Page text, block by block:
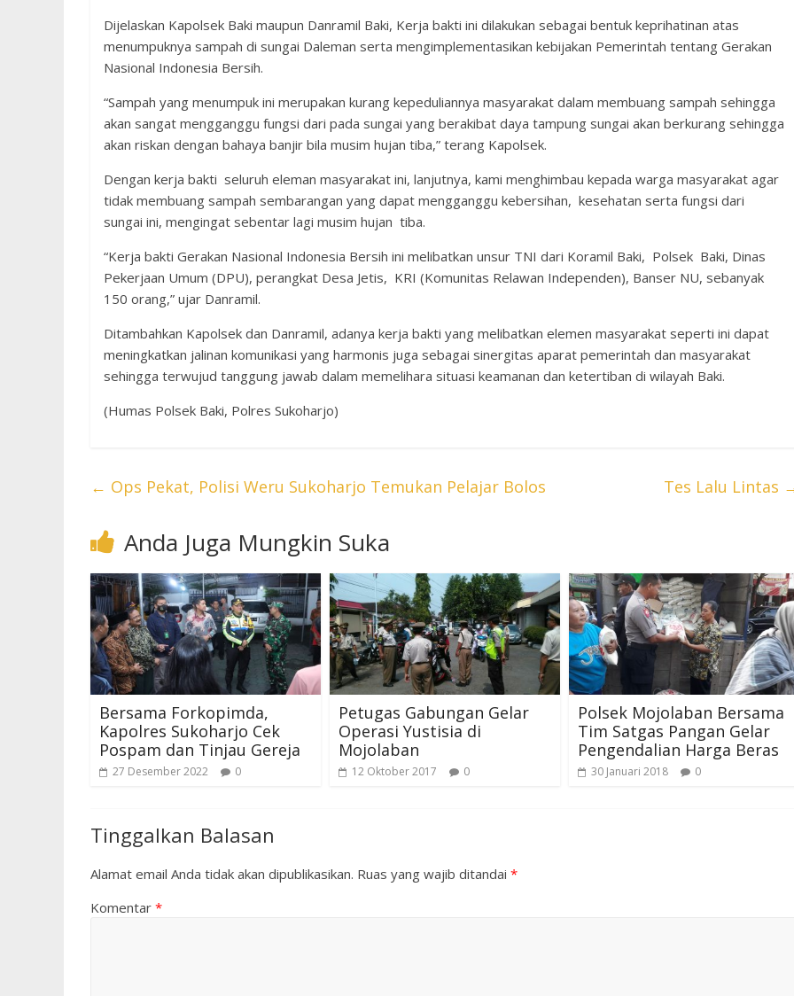
Dijelaskan Kapolsek Baki maupun Danramil Baki, Kerja bakti ini dilakukan sebagai bentuk keprihatinan atas
menumpuknya sampah di sungai Daleman serta mengimplementasikan kebijakan Pemerintah tentang Gerakan
Nasional Indonesia Bersih.
“Sampah yang menumpuk ini merupakan kurang kepeduliannya masyarakat dalam membuang sampah sehingga
akan sangat mengganggu fungsi dari pada sungai yang berakibat daya tampung sungai akan berkurang sehingga
akan riskan dengan bahaya banjir bila musim hujan tiba,” terang Kapolsek.
Dengan kerja bakti seluruh eleman masyarakat ini, lanjutnya, kami menghimbau kepada warga masyarakat agar
tidak membuang sampah sembarangan yang dapat mengganggu kebersihan, kesehatan serta fungsi dari
sungai ini, mengingat sebentar lagi musim hujan tiba.
“Kerja bakti Gerakan Nasional Indonesia Bersih ini melibatkan unsur TNI dari Koramil Baki, Polsek Baki, Dinas
Pekerjaan Umum (DPU), perangkat Desa Jetis, KRI (Komunitas Relawan Independen), Banser NU, sebanyak
150 orang,” ujar Danramil.
Ditambahkan Kapolsek dan Danramil, adanya kerja bakti yang melibatkan elemen masyarakat seperti ini dapat
meningkatkan jalinan komunikasi yang harmonis juga sebagai sinergitas aparat pemerintah dan masyarakat
sehingga terwujud tanggung jawab dalam memelihara situasi keamanan dan ketertiban di wilayah Baki.
(Humas Polsek Baki, Polres Sukoharjo)
← Ops Pekat, Polisi Weru Sukoharjo Temukan Pelajar Bolos Tes Lalu Lintas
Anda Juga Mungkin Suka
Bersama Forkopimda,
Kapolres Sukoharjo Cek
Pospam dan Tinjau Gereja
27 Desember 2022 0
Petugas Gabungan Gelar
Operasi Yustisia di
Mojolaban
12 Oktober 2017 0
Polsek Mojolaban Bersama
Tim Satgas Pangan Gelar
Pengendalian Harga Beras
30 Januari 2018 0
Tinggalkan Balasan
Alamat email Anda tidak akan dipublikasikan. Ruas yang wajib ditandai *
Komentar *